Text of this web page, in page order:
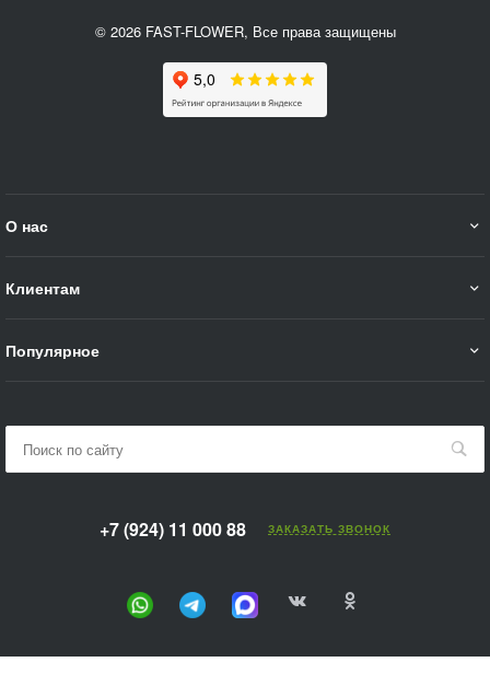
© 2026 FAST-FLOWER, Все права защищены
О нас
Клиентам
Популярное
+7 (924) 11 000 88 ЗАКАЗАТЬ ЗВОНОК